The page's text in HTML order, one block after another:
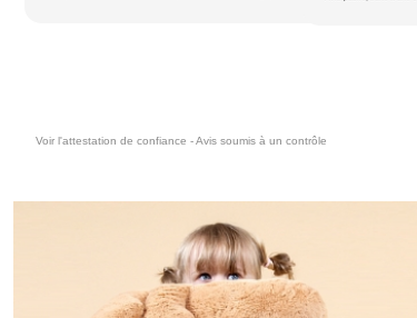
Voir l'attestation de confiance - Avis soumis à un contrôle